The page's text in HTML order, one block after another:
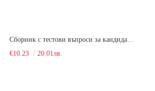
Сборник с тестови въпроси за кандидатстудентски изпит по химия. 2022
€10.23
20.01лв.